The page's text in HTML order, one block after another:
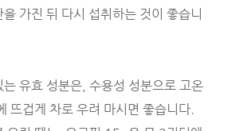
가진 뒤 다시 섭취하는 것이 좋습니
유효 성분은, 수용성 성분으로 고온
뜨겁게 차로 우려 마시면 좋습니다.